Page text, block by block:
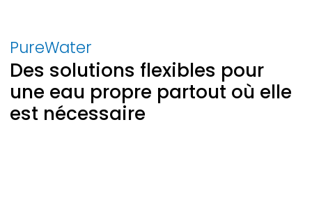
PureWater
Des solutions flexibles pour
une eau propre partout où elle
est nécessaire